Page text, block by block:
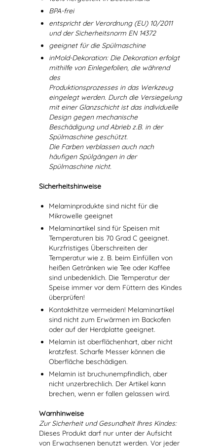
BPA-frei
entspricht der Verordnung (EU) 10/2011
und der Sicherheitsnorm EN 14372
geeignet für die Spülmaschine
inMold-Dekoration: Die Dekoration erfolgt
mithilfe von Einlegefolien, die während
des
Produktionsprozesses in das Werkzeug
eingelegt werden. Durch die Versiegelung
mit einer Glanzschicht ist das individuelle
Design gegen mechanische
Beschädigung und Abrieb z.B. in der
Spülmaschine geschützt.
Die Farben verblassen auch nach
häufigen Spülgängen in der
Spülmaschine nicht.
Sicherheitshinweise
Melaminprodukte sind nicht für die
Mikrowelle geeignet
Melaminartikel sind für Speisen mit
Temperaturen bis 70 Grad C geeignet.
Kurzfristiges Überschreiten der
Temperatur wie z. B. beim Einfüllen von
heißen Getränken wie Tee oder Kaffee
sind unbedenklich. Die Temperatur der
Speise immer vor dem Füttern des Kindes
überprüfen!
Kontakthitze vermeiden! Melaminartikel
sind nicht zum Erwärmen im Backofen
oder auf der Herdplatte geeignet.
Melamin ist oberflächenhart, aber nicht
kratzfest. Scharfe Messer können die
Oberfläche beschädigen.
Melamin ist bruchunempfindlich, aber
nicht unzerbrechlich. Der Artikel kann
brechen, wenn er fallen gelassen wird.
Warnhinweise
Zur Sicherheit und Gesundheit Ihres Kindes:
Dieses Produkt darf nur unter der Aufsicht
von Erwachsenen benutzt werden. Vor jeder